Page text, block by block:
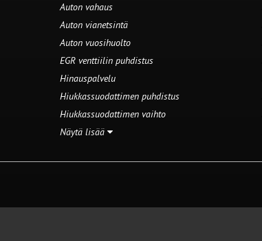
Auton vahaus
Auton vianetsintä
Auton vuosihuolto
EGR venttiilin puhdistus
Hinauspalvelu
Hiukkassuodattimen puhdistus
Hiukkassuodattimen vaihto
Näytä lisää